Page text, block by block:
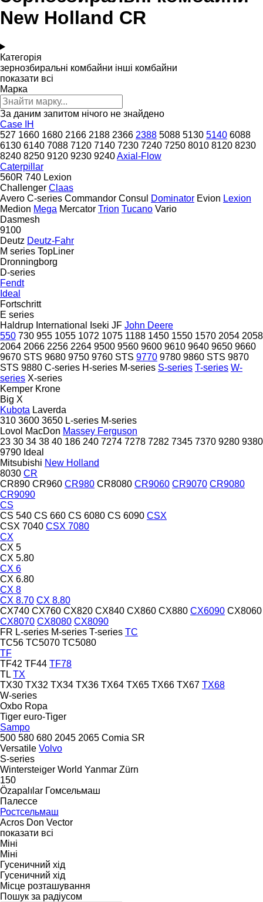
New Holland CR
Категорія
зернозбиральні комбайни інші комбайни
показати всі
Марка
За даним запитом нічого не знайдено
Case IH
527 1660 1680 2166 2188 2366 2388 5088 5130 5140 6088
6130 6140 7088 7120 7140 7230 7240 7250 8010 8120 8230
8240 8250 9120 9230 9240Axial-Flow
Caterpillar
560R 740 Lexion
Challenger Claas
Avero C-series Commandor Consul Dominator Evion Lexion
Medion Mega Mercator Trion Tucano Vario
Dasmesh
9100
Deutz Deutz-Fahr
M series TopLiner
Dronningborg
D-series
Fendt
Ideal
Fortschritt
E series
Haldrup International Iseki JF John Deere
550 730 955 1055 1072 1075 1188 1450 1550 1570 2054 2058
2064 2066 2256 2264 9500 9560 9600 9610 9640 9650 9660
9670 STS 9680 9750 9760 STS 9770 9780 9860 STS 9870
STS 9880 C-series H-series M-series S-series T-series W-
series X-series
Kemper Krone
Big X
Kubota Laverda
310 3600 3650 L-series M-series
Lovol MacDon Massey Ferguson
23 30 34 38 40 186 240 7274 7278 7282 7345 7370 9280 9380
9790 Ideal
Mitsubishi New Holland
8030 CR
CR890 CR960 CR980 CR8080 CR9060 CR9070 CR9080
CR9090
CS
CS 540 CS 660 CS 6080 CS 6090 CSX
CSX 7040 CSX 7080
CX
CX 5
CX 5.80
CX 6
CX 6.80
CX 8
CX 8.70 CX 8.80
CX740 CX760 CX820 CX840 CX860 CX880 CX6090 CX8060
CX8070 CX8080 CX8090
FR L-series M-series T-series TC
TC56 TC5070 TC5080
TF
TF42 TF44 TF78
TL TX
TX30 TX32 TX34 TX36 TX64 TX65 TX66 TX67 TX68
W-series
Oxbo Ropa
Tiger euro-Tiger
Sampo
500 580 680 2045 2065 Comia SR
Versatile Volvo
S-series
Wintersteiger World Yanmar Zürn
150
Özapalılar Гомсельмаш
Палессе
Ростсельмаш
Acros Don Vector
показати всі
Міні
Міні
Гусеничний хід
Гусеничний хід
Місце розташування
Пошук за радіусом